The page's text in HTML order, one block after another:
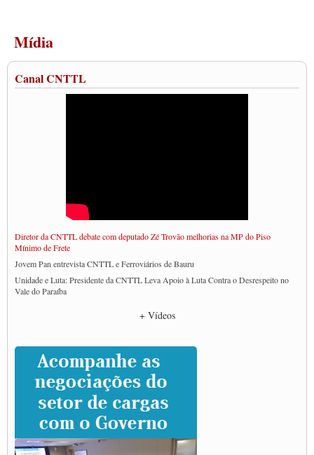
Mídia
Canal CNTTL
Diretor da CNTTL debate com deputado Zé Trovão melhorias na MP do Piso
Mínimo de Frete
Jovem Pan entrevista CNTTL e Ferroviários de Bauru
Unidade e Luta: Presidente da CNTTL Leva Apoio à Luta Contra o Desrespeito no
Vale do Paraíba
CNTTL e entidades dos caminhoneiros conversam com governo Lula sobre pautas
Caminhoneiros prometem paralisação e cobram diálogo com Lula
CNTTL e lideranças de caminhoneiros participam de debate sobre saúde nas
rodovias
Paulinho e Litti debatem política global para transporte rodoviário de cargas na
SUTCRA no Uruguai
Grande Conquista da Categoria transporte de Cargas e Caminhoneiros Autonomos
ENCONTRO INTERNACIONAL EM APOIO A CLASSE TRABALHADORA
DO BRASIL E A ELEIÇÃO 2022
+ Vídeos